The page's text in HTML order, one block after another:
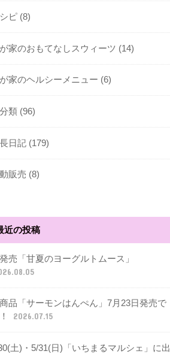
ピ (8)
家のおもてなしスウィーツ (14)
家のヘルシーメニュー (6)
類 (96)
日記 (179)
販売 (8)
近の投稿
売「甘夏のヨーグルトムース」
品「サーモンはんぺん」7月23日発売で
2026.07.15
土)・5/31(日)「いちまるマルシェ」に出